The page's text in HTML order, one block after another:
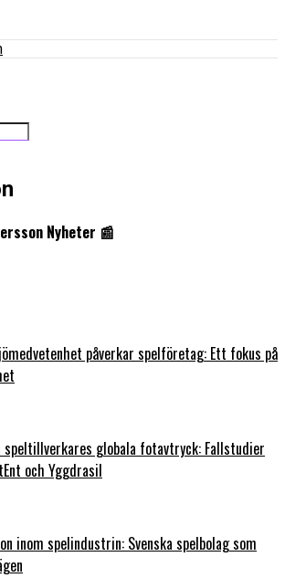
Nyheter 📰
påverkar spelföretag: Ett fokus på
speltillverkares globala fotavtryck: Fallstudier
och Yggdrasil
inom spelindustrin: Svenska spelbolag som